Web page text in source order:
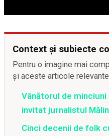
Context și subiecte
Pentru o imagine mai
și aceste articole
Vânătorul de
invitat jurnalistul
Cinci decenii de folk